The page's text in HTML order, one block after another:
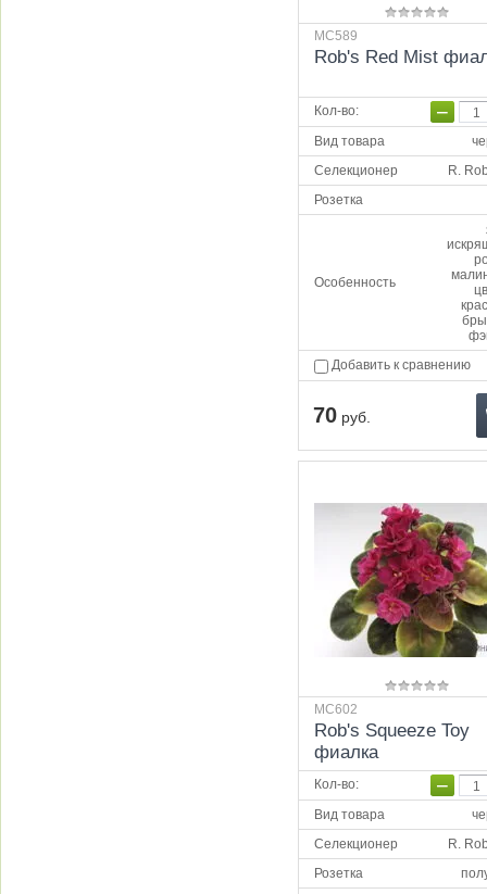
МС589
Rob's Red Mist
Кол-во: −
Вид товара
Селекционер
R.
Розетка
Особенность
Добавить к сравнению
70 руб.
МС602
Rob's Squeeze Toy
фиалка
Кол-во: −
Вид товара
Селекционер
R.
Розетка